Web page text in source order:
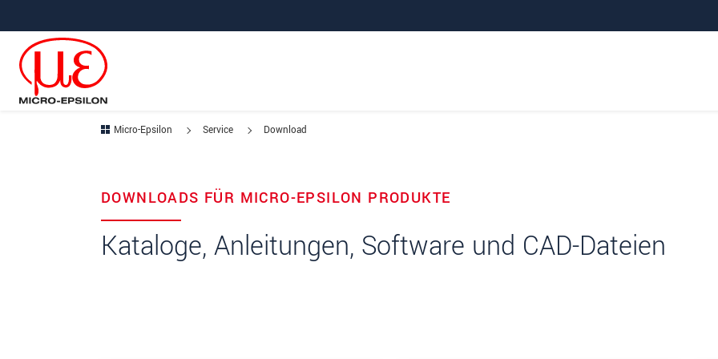
Micro-Epsilon Service Download
DOWNLOADS FÜR MICRO-EPSILON PRODUKTE
Kataloge, Anleitungen, Software und CAD-Dateien